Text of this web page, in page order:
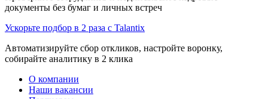
документы без бумаг и личных встреч
Ускорьте подбор в 2 раза с Talantix
Автоматизируйте сбор откликов, настройте воронку,
собирайте аналитику в 2 клика
О компании
Наши вакансии